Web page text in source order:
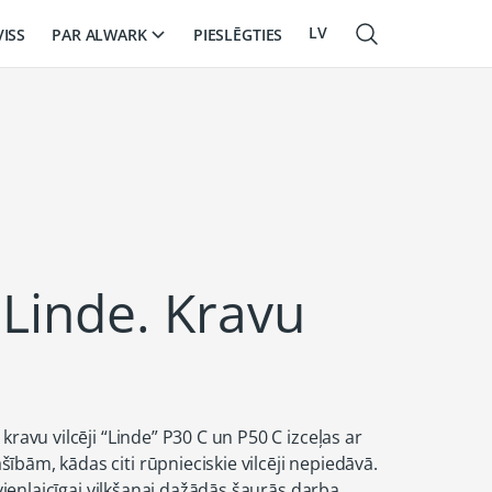
PAR ALWARK PIESLĒGTIES LV
Kravu
vilcēji “Linde” P30 C un P50 C izceļas ar
kādas citi rūpnieciskie vilcēji nepiedāvā.